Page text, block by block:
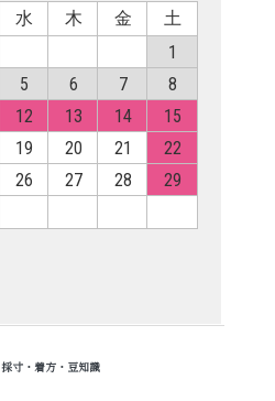
採寸・着方・豆知識